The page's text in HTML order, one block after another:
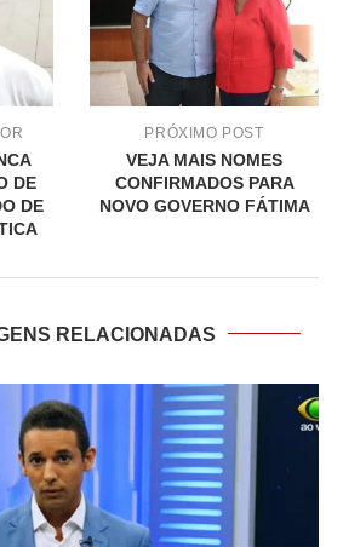
DE
DE
PRÓXIMO POST
VEJA MAIS NOMES
CONFIRMADOS PARA
NOVO GOVERNO FÁTIMA
RELACIONADAS